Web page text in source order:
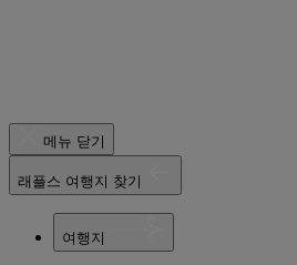
메뉴 닫기
래플스 여행지 찾기
여행지